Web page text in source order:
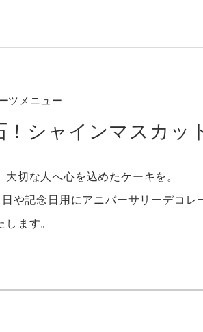
ツメニュー
シャインマスカッ
切な人へ心を込めたケーキを。
や記念日用にアニバーサリーデコ
ます。